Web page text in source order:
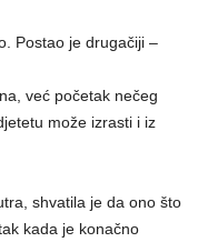
Postao je drugačiji –
već početak nečeg
može izrasti i iz
shvatila je da ono što
kada je konačno